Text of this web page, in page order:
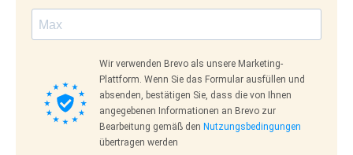
Wir verwenden Brevo als unsere Marketing-
Plattform. Wenn Sie das Formular ausfüllen und
absenden, bestätigen Sie, dass die von Ihnen
angegebenen Informationen an Brevo zur
Bearbeitung gemäß den Nutzungsbedingungen
übertragen werden